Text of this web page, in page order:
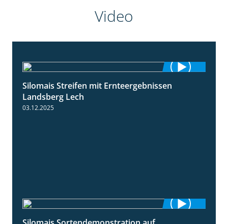
Video
11:01
Silomais Streifen mit Ernteergebnissen
Landsberg Lech
03.12.2025